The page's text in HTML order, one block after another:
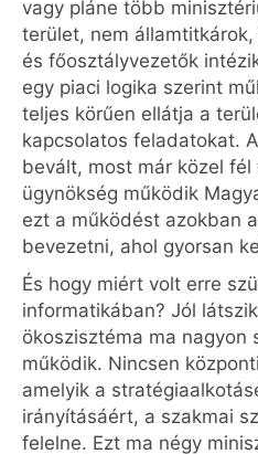
vagy pláne több
terület, nem
és főosztályvezetők
egy piaci logika szerint
teljes körűen ellátja a
kapcsolatos feladatokat.
bevált, most már közel
ügynökség működik
ezt a működést azokban
bevezetni, ahol gyorsan
És hogy miért volt erre
informatikában? Jól
ökoszisztéma ma
működik. Nincsen
amelyik a
irányításáért, a szakmai
felelne. Ezt ma négy